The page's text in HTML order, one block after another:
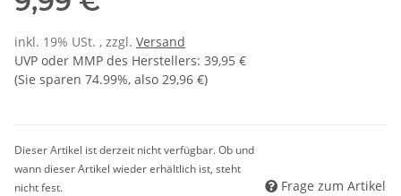
inkl. 19% USt. , zzgl. Versand
UVP oder MMP des Herstellers: 39,95 €
(Sie sparen 74.99%, also 29,96 €)
Dieser Artikel ist derzeit nicht verfügbar. Ob und
wann dieser Artikel wieder erhältlich ist, steht
nicht fest.
Frage zum Artikel